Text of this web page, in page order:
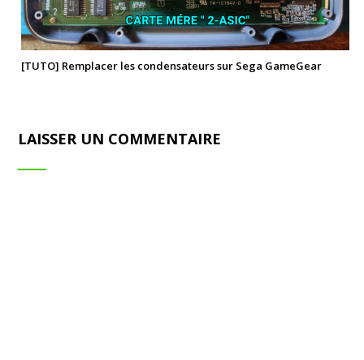
[TUTO] Remplacer les condensateurs sur Sega GameGear
LAISSER UN COMMENTAIRE